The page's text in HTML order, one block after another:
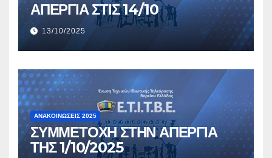
ΑΠΕΡΓΙΑ ΣΤΙΣ 14/10
13/10/2025
ΑΝΑΚΟΙΝΏΣΕΙΣ 2025
ΣΥΜΜΕΤΟΧΗ ΣΤΗΝ ΑΠΕΡΓΙΑ
ΤΗΣ 1/10/2025